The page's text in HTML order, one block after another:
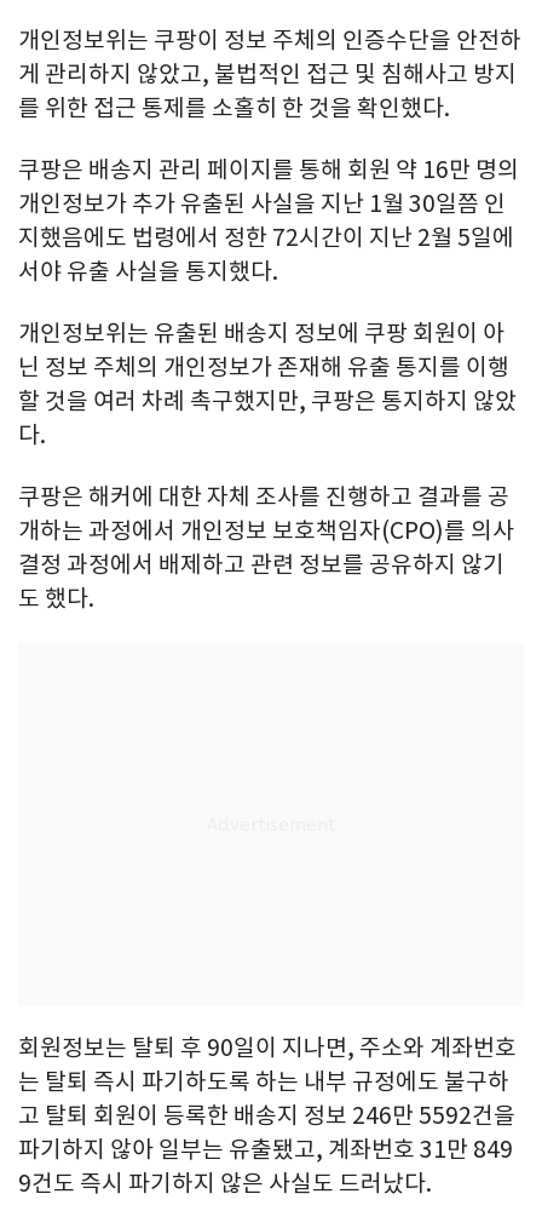
개인정보위는 쿠팡이 정보 주체의 인증수단을 안전하
게 관리하지 않았고, 불법적인 접근 및 침해사고 방지
를 위한 접근 통제를 소홀히 한 것을 확인했다.
쿠팡은 배송지 관리 페이지를 통해 회원 약 16만 명의
개인정보가 추가 유출된 사실을 지난 1월 30일쯤 인
지했음에도 법령에서 정한 72시간이 지난 2월 5일에
서야 유출 사실을 통지했다.
개인정보위는 유출된 배송지 정보에 쿠팡 회원이 아
닌 정보 주체의 개인정보가 존재해 유출 통지를 이행
할 것을 여러 차례 촉구했지만, 쿠팡은 통지하지 않았
다.
쿠팡은 해커에 대한 자체 조사를 진행하고 결과를 공
개하는 과정에서 개인정보 보호책임자(CPO)를 의사
결정 과정에서 배제하고 관련 정보를 공유하지 않기
도 했다.
회원정보는 탈퇴 후 90일이 지나면, 주소와 계좌번호
는 탈퇴 즉시 파기하도록 하는 내부 규정에도 불구하
고 탈퇴 회원이 등록한 배송지 정보 246만 5592건을
파기하지 않아 일부는 유출됐고, 계좌번호 31만 849
9건도 즉시 파기하지 않은 사실도 드러났다.